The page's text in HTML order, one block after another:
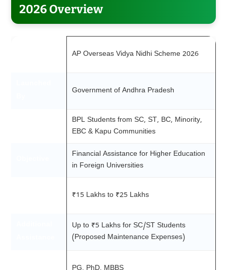
2026 Overview
AP Overseas Vidya Nidhi Scheme 2026
Government of Andhra Pradesh
BPL Students from SC, ST, BC, Minority,
EBC & Kapu Communities
Financial Assistance for Higher Education
in Foreign Universities
₹15 Lakhs to ₹25 Lakhs
Up to ₹5 Lakhs for SC/ST Students
(Proposed Maintenance Expenses)